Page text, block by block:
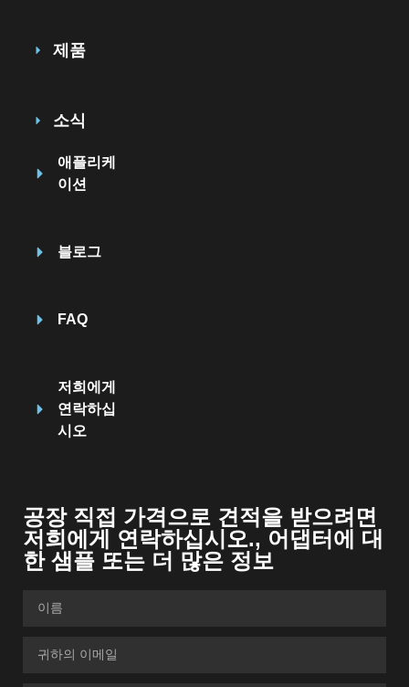
제품
소식
애플리케
이션
블로그
FAQ
저희에게
연락하십
시오
공장 직접 가격으로 견적을 받으려면
저희에게 연락하십시오., 어댑터에 대
한 샘플 또는 더 많은 정보